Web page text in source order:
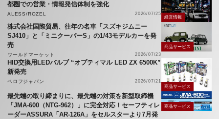
都圏での営業・情報発信体制を強化
ALESS/ROZEL 2026/07/25
経営情報
株式会社国際貿易、往年の名車「スズキジムニー
SJ410」と「ミニクーパーS」の1/43モデルカーを発
売
ワールドマーケット 2026/07/23
商品サービス
HID交換用LEDバルブ “オプティマル LED ZX 6500K”
新発売
ベロフジャパン
2026/07/21
商品サービス
最先端の取り締まりに、最先端の対策を新型取締機
「JMA-600（NTG-962）」に完全対応！セーフティレ
ーダーASSURA「AR-126A」をセルスターより7月発
商品サービス